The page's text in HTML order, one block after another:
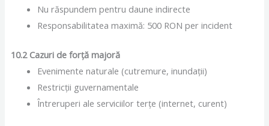
Nu răspundem pentru daune indirecte
Responsabilitatea maximă: 500 RON per incident
10.2 Cazuri de forță majoră
Evenimente naturale (cutremure, inundații)
Restricții guvernamentale
Întreruperi ale serviciilor terțe (internet, curent)